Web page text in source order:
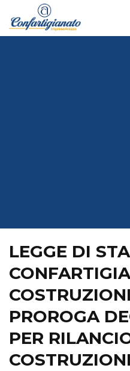
LEGGE DI
PROROGA
PER